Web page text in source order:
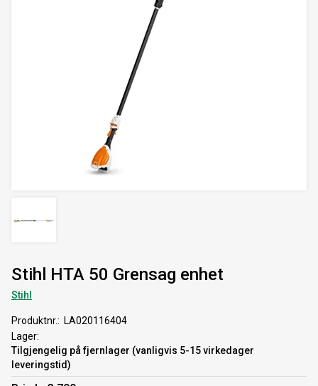
Stihl HTA 50 Grensag enhet
Stihl
Produktnr.
LA020116404
Lager
Tilgjengelig på fjernlager (vanligvis 5-15 virkedager
leveringstid)